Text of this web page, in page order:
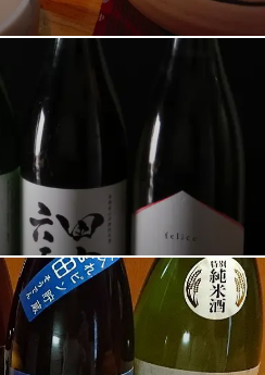
駅2番出口 徒歩7分
く引き出してくれる日本酒の
ご用意しています。1合でのご注文
ですので、飲み比べも気軽に可
れている『三井の寿』。豊かな自
た、のどごしの良い味わいで
駅6番出口 徒歩6分
のまで幅広く取り揃えておりま
一杯を是非お探し下さい！ 季節に
。